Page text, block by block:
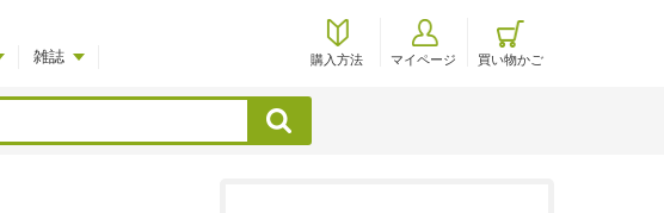
雑誌 購入方法 マイページ 買い物かご
検索